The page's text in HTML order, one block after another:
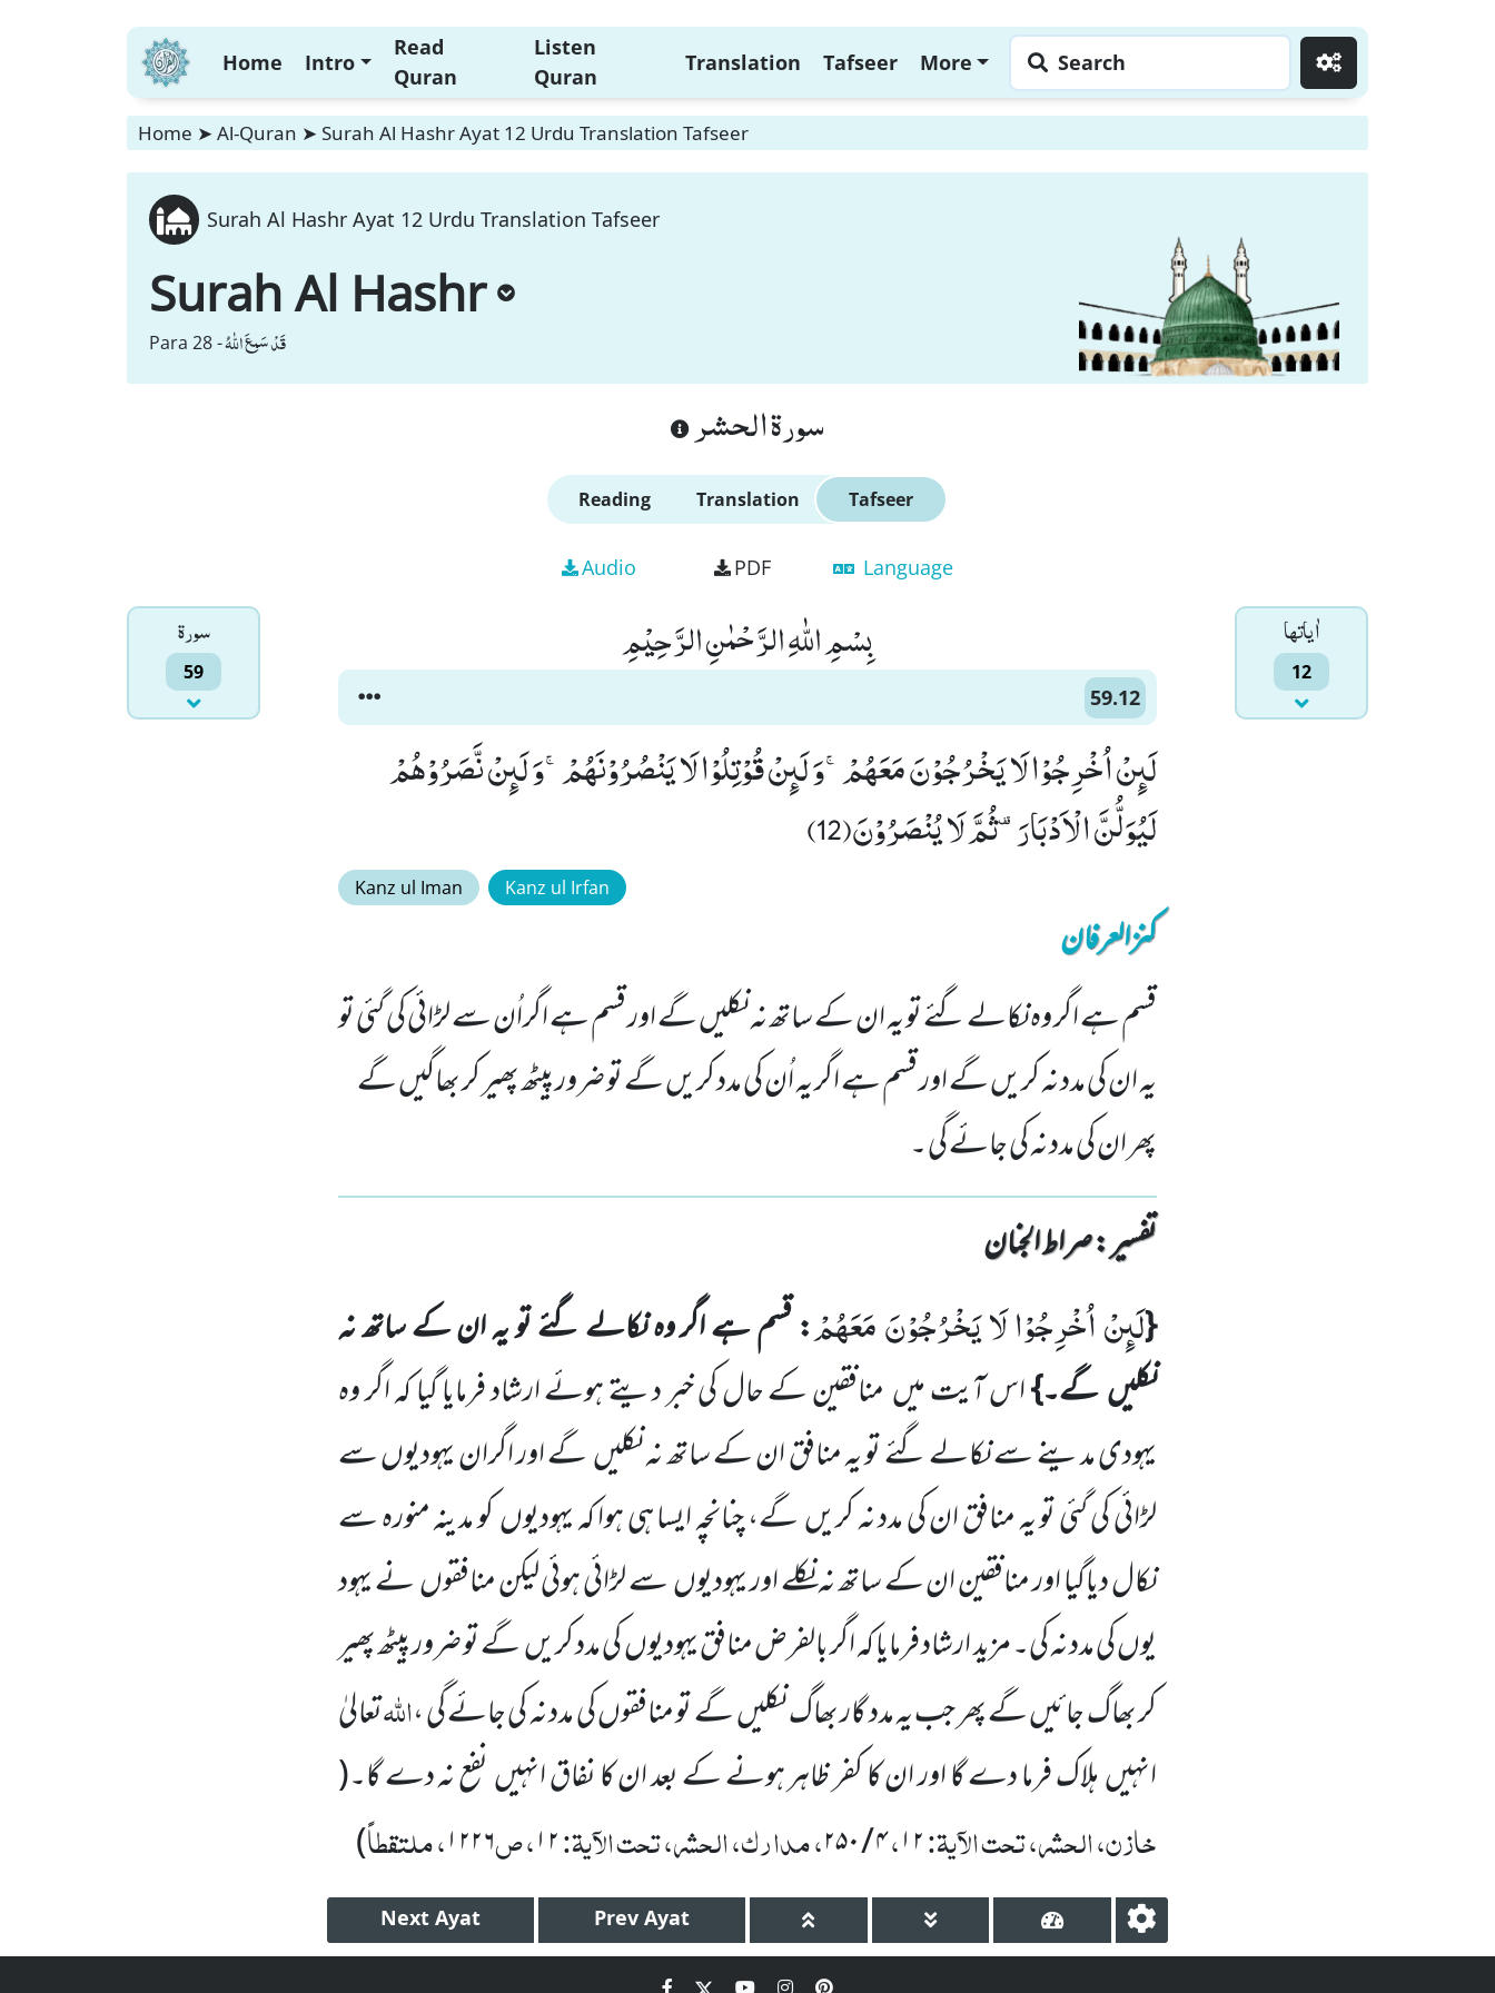
Home Intro
Read
Quran
Listen
Quran
Translation Tafseer More Search
Home ➤ Al-Quran ➤ Surah Al Hashr Ayat 12 Urdu Translation Tafseer
Surah Al Hashr Ayat 12 Urdu Translation Tafseer
Surah Al Hashr
Para 28 -قَدْ سَمِعَ اللّٰهُ
سورة الحشر
Reading Translation Tafseer
Audio PDF Language
سورۃ
59
اٰياتها
12
بِسْمِ اللّٰهِ الرَّحْمٰنِ الرَّحِیْمِ
59.12
لَىٕنْ اُخْرِجُوْا لَا یَخْرُجُوْنَ مَعَهُمْۚ-وَ لَىٕنْ قُوْتِلُوْا لَا یَنْصُرُوْنَهُمْۚ-وَ لَىٕنْ نَّصَرُوْهُمْ
لَیُوَلُّنَّ الْاَدْبَارَ۫-ثُمَّ لَا یُنْصَرُوْنَ(12)
Kanz ul Iman Kanz ul Irfan
کنزالعرفان
قسم ہے اگر وہ نکالے گئے تو یہ ان کے ساتھ نہ نکلیں گے اور قسم ہے اگراُن سے لڑائی کی گئی تو
یہ ان کی مدد نہ کریں گے اور قسم ہے اگر یہ اُن کی مدد کریں گے تو ضرور پیٹھ پھیر کر بھاگیں گے
پھر ان کی مدد نہ کی جائے گی ۔
تفسیر : ‎صراط الجنان
{لَىٕنْ اُخْرِجُوْا لَا یَخْرُجُوْنَ مَعَهُمْ:قسم ہے اگر وہ نکالے گئے تو یہ ان کے ساتھ نہ
نکلیںگے۔}اس آیت میںمنافقینکے حال کی خبر دیتے ہوئے ارشاد فرمایا گیا کہ اگر وہ
یہودی مدینے سے نکالے گئے تو یہ منافق ان کے ساتھ نہ نکلیںگے اور اگران یہودیوں سے
لڑائی کی گئی تو یہ منافق ان کی مدد نہ کریںگے، چنانچہ ایسا ہی ہوا کہ یہودیوںکو مدینہ منورہ سے
نکال دیاگیا اور منافقین ان کے ساتھ نہ نکلے اور یہودیوںسے لڑائی ہوئی لیکن منافقوںنے یہود
یوں کی مدد نہ کی۔ مزید ارشاد فرمایا کہ اگر بالفرض منافق یہودیوںکی مدد کریںگے تو ضرور پیٹھ پھیر
کر بھاگ جائیں گے پھر جب یہ مدد گاربھاگنکلیںگے تو منافقوں کی مدد نہ کی جائے گی ،اللّٰہتعالیٰ
انہیںہلاک فرما دے گا اور ان کا کفر ظاہر ہونے کے بعد ان کا نفاق انہیںنفع نہ دے گا۔(
خازن، الحشر، تحت الآیۃ:۱۲،۴/۲۵۰، مدارک، الحشر، تحت الآیۃ:۱۲، ص۱۲۲۶، ملتقطاً)
Next Ayat Prev Ayat